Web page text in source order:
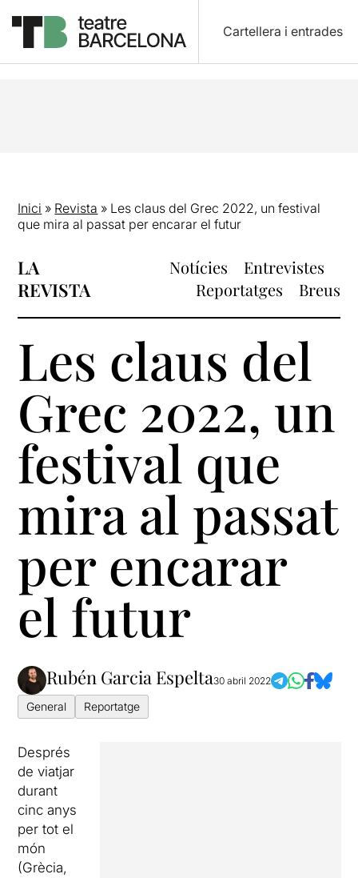
Cartellera i entrades
Inici » Revista » Les claus del Grec 2022, un festival
que mira al passat per encarar el futur
LA
REVISTA
Notícies
Entrevistes
Reportatges
Breus
Les claus del
Grec 2022, un
festival que
mira al passat
per encarar
el futur
Rubén Garcia Espelta30 abril 2022
General Reportatge
Després
de viatjar
durant
cinc anys
per tot el
món
(Grècia,